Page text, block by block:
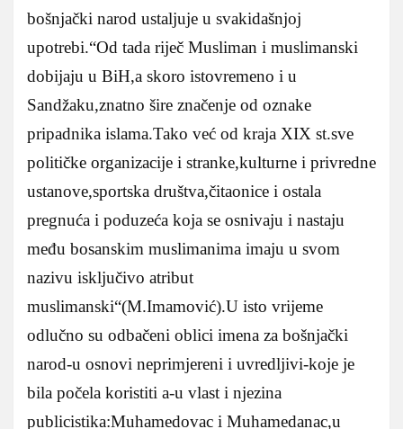
bošnjački narod ustaljuje u svakidašnjoj
upotrebi.“Od tada riječ Musliman i muslimanski
dobijaju u BiH,a skoro istovremeno i u
Sandžaku,znatno šire značenje od oznake
pripadnika islama.Tako već od kraja XIX st.sve
političke organizacije i stranke,kulturne i privredne
ustanove,sportska društva,čitaonice i ostala
pregnuća i poduzeća koja se osnivaju i nastaju
među bosanskim muslimanima imaju u svom
nazivu isključivo atribut
muslimanski“(M.Imamović).U isto vrijeme
odlučno su odbačeni oblici imena za bošnjački
narod-u osnovi neprimjereni i uvredljivi-koje je
bila počela koristiti a-u vlast i njezina
publicistika:Muhamedovac i Muhamedanac,u